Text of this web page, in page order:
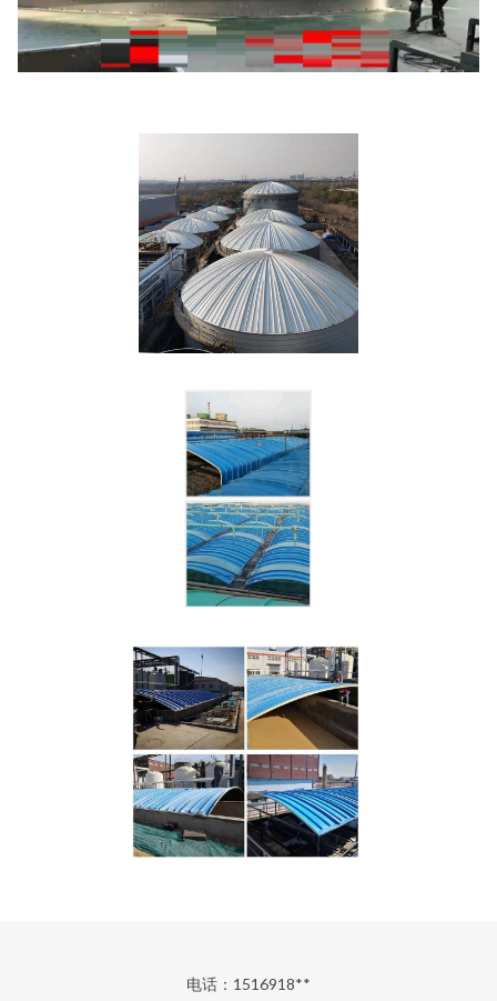
电话：1516918**